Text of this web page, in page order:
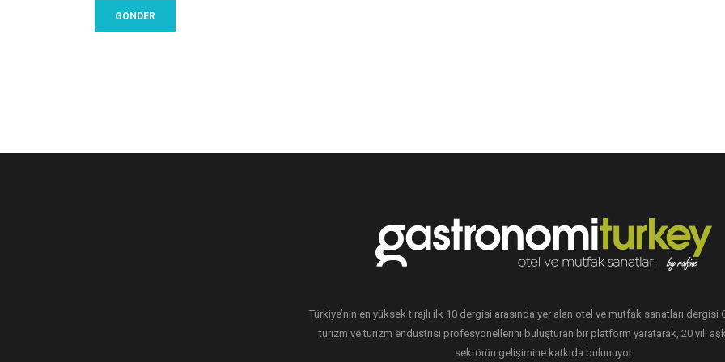
Türkiye’nin en yüksek tirajlı ilk 10 dergisi arasında yer alan otel ve mutfak sanatları dergisi
turizm ve turizm endüstrisi profesyonellerini buluşturan bir platform yaratarak, 20 yılı
sektörün gelişimine katkıda bulunuyor.